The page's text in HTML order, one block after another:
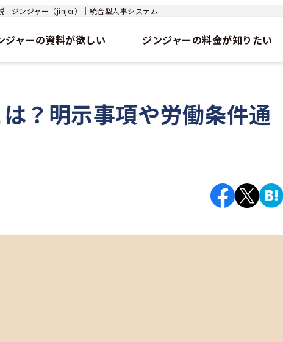
- ジンジャー（jinjer）｜統合型人事システム
ジャーの資料が欲しい ジンジャーの料金が知りたい
？明示事項や労働条件通